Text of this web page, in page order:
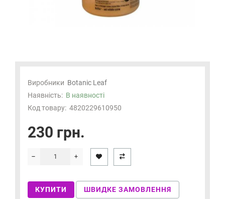
Виробники Botanic Leaf
Наявність: В наявності
Код товару: 4820229610950
230 грн.
КУПИТИ ШВИДКЕ ЗАМОВЛЕННЯ